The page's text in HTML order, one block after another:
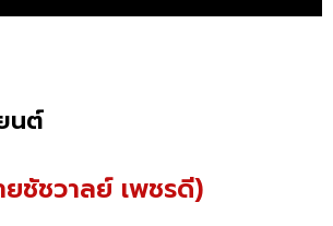
นต์
ชัชวาลย์ เพชรดี)